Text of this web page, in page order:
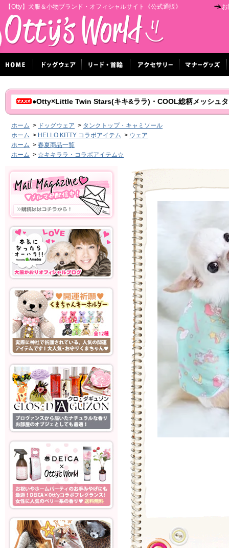
【Otty】犬服＆小物ブランド・オフィシャルサイト《公式通販》
●Otty×Little Twin Stars(キキ&ララ)・COOL総柄メッシュ
ホーム > ドッグウェア > タンクトップ・キャミソール
ホーム > HELLO KITTY コラボアイテム > ウェア
ホーム > 春夏商品一覧
ホーム > ☆キキララ・コラボアイテム☆